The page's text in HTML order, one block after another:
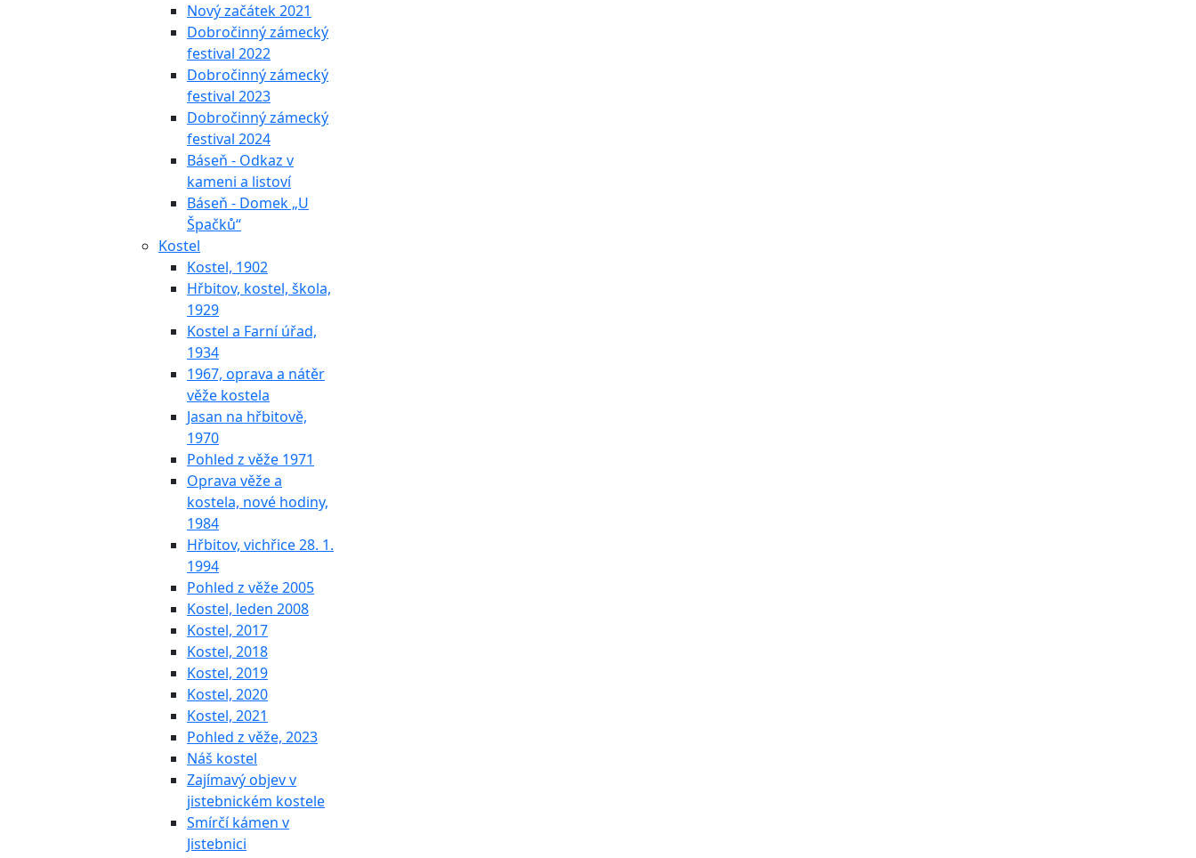
Nový začátek 2021
Dobročinný zámecký
festival 2022
Dobročinný zámecký
festival 2023
Dobročinný zámecký
festival 2024
Báseň - Odkaz v
kameni a listoví
Báseň - Domek „U
Špačků“
Kostel
Kostel, 1902
Hřbitov, kostel, škola,
1929
Kostel a Farní úřad,
1934
1967, oprava a nátěr
věže kostela
Jasan na hřbitově,
1970
Pohled z věže 1971
Oprava věže a
kostela, nové hodiny,
1984
Hřbitov, vichřice 28. 1.
1994
Pohled z věže 2005
Kostel, leden 2008
Kostel, 2017
Kostel, 2018
Kostel, 2019
Kostel, 2020
Kostel, 2021
Pohled z věže, 2023
Náš kostel
Zajímavý objev v
jistebnickém kostele
Smírčí kámen v
Jistebnici